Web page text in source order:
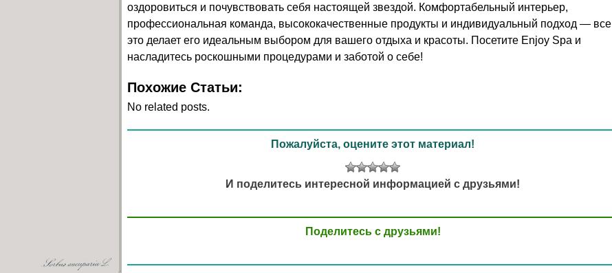
оздоровиться и почувствовать себя настоящей звездой. Комфортабельный интерьер,
профессиональная команда, высококачественные продукты и индивидуальный подход — все
это делает его идеальным выбором для вашего отдыха и красоты. Посетите Enjoy Spa и
насладитесь роскошными процедурами и заботой о себе!
Похожие Статьи:
No related posts.
Пожалуйста, оцените этот материал!
И поделитесь интересной информацией с друзьями!
Поделитесь с друзьями!